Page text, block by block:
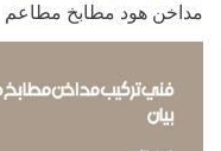
مداخن هود مطابخ مطاعم